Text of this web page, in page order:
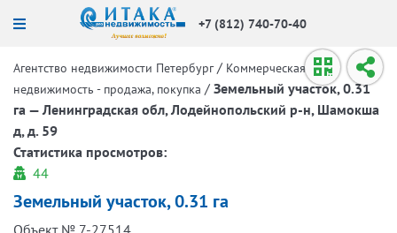
+7 (812) 740-70-40
Агентство недвижимости Петербург / Коммерческая
недвижимость - продажа, покупка / Земельный участок, 0.31
га — Ленинградская обл, Лодейнопольский р-н, Шамокша
д, д. 59
Статистика просмотров:
44
Земельный участок, 0.31 га
Объект № 7-27514